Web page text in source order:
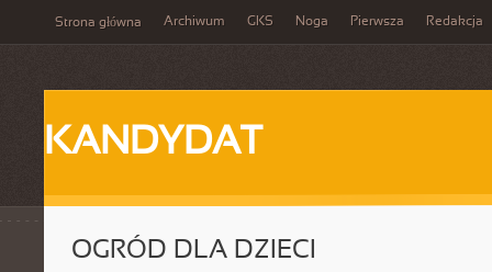
Strona główna Archiwum GKS Noga Pierwsza Redakcja
KANDYDAT
OGRÓD DLA DZIECI